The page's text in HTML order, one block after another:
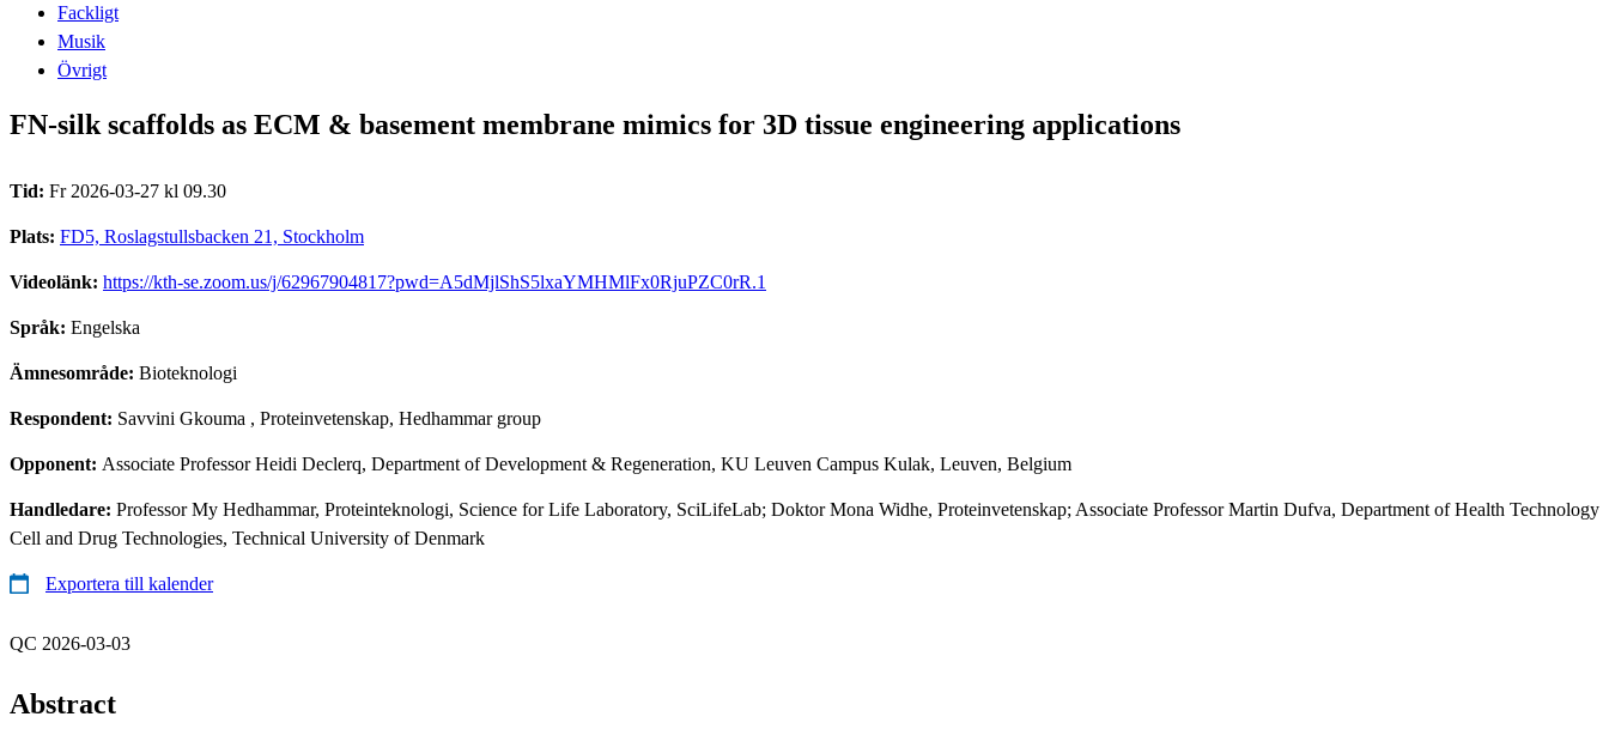
Fackligt
Musik
Övrigt
FN-silk scaffolds as ECM & basement membrane mimics for 3D tissue engineering applications
Tid: Fr 2026-03-27 kl 09.30
Plats: FD5, Roslagstullsbacken 21, Stockholm
Videolänk: https://kth-se.zoom.us/j/62967904817?pwd=A5dMjlShS5lxaYMHMlFx0RjuPZC0rR.1
Språk: Engelska
Ämnesområde: Bioteknologi
Respondent: Savvini Gkouma , Proteinvetenskap, Hedhammar group
Opponent: Associate Professor Heidi Declerq, Department of Development & Regeneration, KU Leuven Campus Kulak, Leuven, Belgium
Handledare: Professor My Hedhammar, Proteinteknologi, Science for Life Laboratory, SciLifeLab; Doktor Mona Widhe, Proteinvetenskap; Associate Professor Martin Dufva, Department of Health Technology
Cell and Drug Technologies, Technical University of Denmark
Exportera till kalender
QC 2026-03-03
Abstract